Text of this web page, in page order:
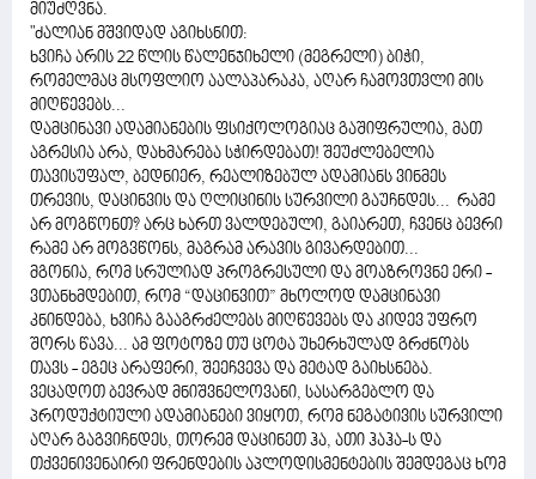
მიუძღვნა.
"ძალიან მშვიდად აგიხსნით:
ხვიჩა არის 22 წლის წალენჯიხელი (მეგრელი) ბიჭი,
რომელმაც მსოფლიო აალაპარაკა, აღარ ჩამოვთვლი მის
მიღწევებს...
დამცინავი ადამიანების ფსიქოლოგიაც გაშიფრულია, მათ
აგრესია არა, დახმარება სჭირდებათ! შეუძლებელია
თავისუფალ, ბედნიერ, რეალიზებულ ადამიანს ვინმეს
თრევის, დაცინვის და ღლიცინის სურვილი გაუჩნდეს... რამე
არ მოგწონთ? არც ხართ ვალდებული, გაიარეთ, ჩვენც ბევრი
რამე არ მოგვწონს, მაგრამ არავის გივარდებით...
მგონია, რომ სრულიად პროგრესული და მოაზროვნე ერი -
ვთანხმდებით, რომ “დაცინვით” მხოლოდ დამცინავი
კნინდება, ხვიჩა გააგრძელებს მიღწევებს და კიდევ უფრო
შორს წავა... ამ ფოტოზე თუ ცოტა უხერხულად გრძნობს
თავს - ეგეც არაფერი, შეეჩვევა და მეტად გაიხსნება.
ვეცადოთ ბევრად მნიშვნელოვანი, სასარგებლო და
პროდუქტიული ადამიანები ვიყოთ, რომ ნეგატივის სურვილი
აღარ გაგვიჩნდეს, თორემ დაცინეთ ჰა, ათი ჰაჰა-ს და
თქვენივენაირი ფრენდების აპლოდისმენტების შემდეგაც ხომ